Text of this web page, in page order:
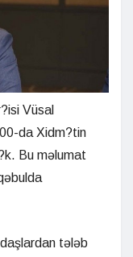
Vüsal
da Xidm?tin
Bu məlumat
tələb